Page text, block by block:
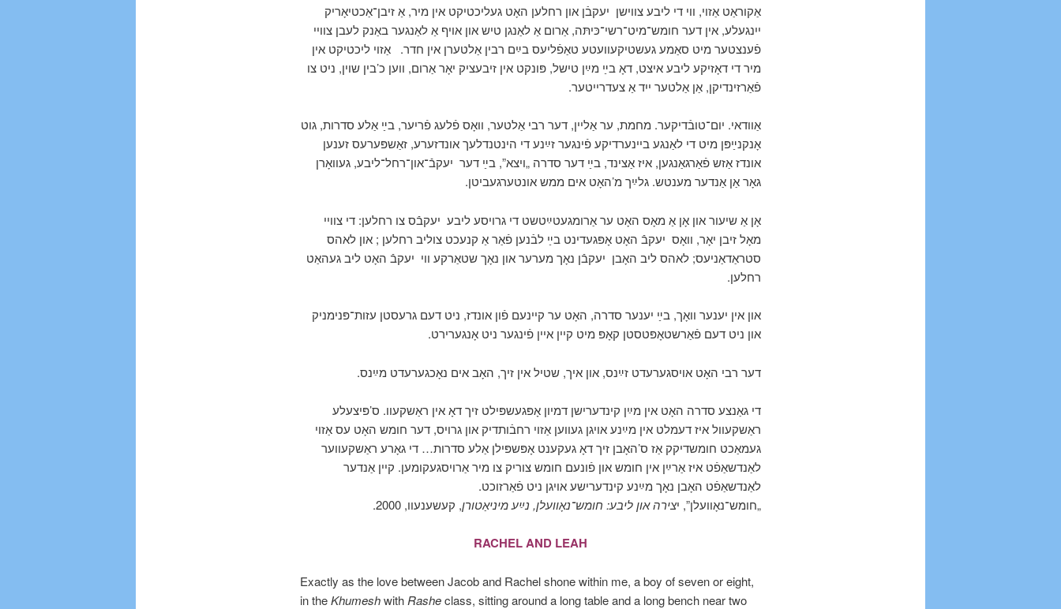
אַקוראַט אַזוי, ווי די ליבע צווישן יעקבֿן און רחלען האָט געליכטיקט אין מיר, אַ זיבן־אַכטיאָריק
ייִנגעלע, אין דער חומש־מיט־רשי־כּיתּה, אַרום אַ לאַנגן טיש און אויף אַ לאַנגער באַנק לעבן צוויי
פֿענצטער מיט סאַמע געשטיקעוועטע טאַפֿליעס בײַם רבין אַלטערן אין חדר.
אַזוי ליכטיקט אין
מיר די דאָזיקע ליבע איצט, דאָ בײַ מײַן טישל, פּונקט אין זיבעציק יאָר אַרום, ווען כ’בין שוין, ניט צו
פֿאַרזינדיקן, אַן אַלטער ייִד אַ צעדרייטער.
אַוודאי. יום־טובֿדיקער. מחמת, ער אַליין, דער רבי אַלטער, וואָס פֿלעג פֿריִער, בײַ אַלע סדרות, גוט
אָנקנײַפּן מיט די לאַנגע ביינערדיקע פֿינגער זײַנע די הינטנדלעך אונדזערע, זאַשפּערעס זענען
אונדז אַזש פֿאַרגאַנגען, איז אַצינד, בײַ דער סדרה „ויצא”, בײַ דער יעקבֿֿ־און־רחל־ליבע, געוואָרן
גאָר אַן אַנדער מענטש. גלײַך מ’האָט אים ממש אונטערגעביטן.
אָן אַ שיעור און אָן אַ מאָס האָט ער אַרומגעטײַטשט די גרויסע ליבע יעקבֿֿס צו רחלען: די צוויי
מאָל זיבן יאָר, וואָס יעקבֿֿ האָט אָפּגעדינט בײַ לבֿנען פֿאַר אַ קנעכט צוליב רחלען ; און לאהס
סטראַדאַניעס; לאהס ליב האָבן יעקבֿֿן נאָך מערער און נאָך שטאַרקע ווי יעקבֿֿ האָט ליב געהאַט
רחלען.
און אין יענער וואָך, בײַ יענער סדרה, האָט ער קיינעם פֿון אונדז, ניט דעם גרעסטן עזות־פּנימניק
און ניט דעם פֿאַרשטאָפּטסטן קאָפּ מיט קיין איין פֿינגער ניט אָנגערירט.
דער רבי האָט אויסגערעדט זײַנס, און איך, שטיל אין זיך, האָב אים נאָכגערעדט מײַנס.
די גאַנצע סדרה האָט אין מײַן קינדערישן דמיון אָפּגעשפּילט זיך דאָ אין ראַשקעוו. ס’פּיצעלע
ראַשקעוול איז דעמלט אין מײַנע אויגן געווען אַזוי רחבֿותדיק און גרויס, דער חומש האָט עס אַזוי
געמאַכט חומשדיקק אַז ס’האָבן זיך דאָ געקענט אָפּשפּילן אַלע סדרות… די גאָרע ראַשקעווער
לאַנדשאַפֿט איז אַרײַן אין חומש און פֿונעם חומש צוריק צו מיר אַרויסגעקומען. קיין אַנדער
לאַנדשאַפֿט האָבן נאָך מײַנע קינדערישע אויגן ניט פֿאַרזוכט.
„חומש־נאָוועלן”, יצירה און ליבע: חומש־נאָוועלן, נײַע מיניאַטורן, קעשענעוו, 2000.
RACHEL AND LEAH
Exactly as the love between Jacob and Rachel shone within me, a boy of seven or eight,
in theKhumeshwith Rasheclass, sitting around a long table and a long bench near two